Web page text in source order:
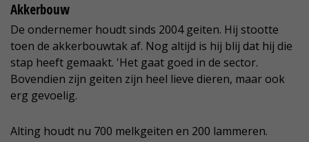
Akkerbouw
De ondernemer houdt sinds 2004 geiten. Hij stootte
toen de akkerbouwtak af. Nog altijd is hij blij dat hij die
stap heeft gemaakt. 'Het gaat goed in de sector.
Bovendien zijn geiten zijn heel lieve dieren, maar ook
erg gevoelig.
Alting houdt nu 700 melkgeiten en 200 lammeren.